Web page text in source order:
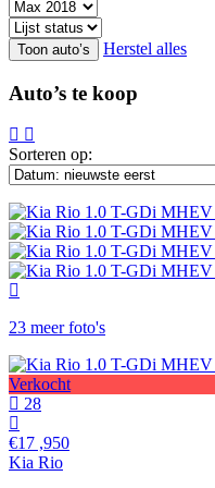
Herstel alles
Auto’s te koop
Sorteren op:
23 meer foto's
Verkocht
28
€17 ,950
Kia Rio